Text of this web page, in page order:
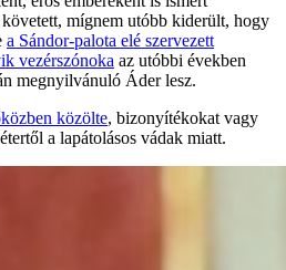
mígnem utóbb kiderült, hogy
a Sándor-palota elé szervezett
vezérszónoka az utóbbi években
megnyilvánuló Áder lesz.
közölte, bizonyítékokat vagy
a lapátolásos vádak miatt.